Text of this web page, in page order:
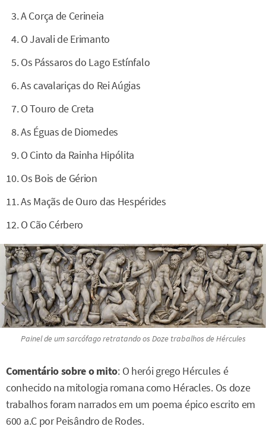
A Corça de Cerineia
O Javali de Erimanto
Os Pássaros do Lago Estínfalo
As cavalariças do Rei Aúgias
O Touro de Creta
As Éguas de Diomedes
O Cinto da Rainha Hipólita
Os Bois de Gérion
As Maçãs de Ouro das Hespérides
O Cão Cérbero
Painel de um sarcófago retratando os Doze trabalhos de Hércules
Comentário sobre o mito: O herói grego Hércules é
conhecido na mitologia romana como Héracles. Os doze
trabalhos foram narrados em um poema épico escrito em
600 a.C por Peisândro de Rodes.